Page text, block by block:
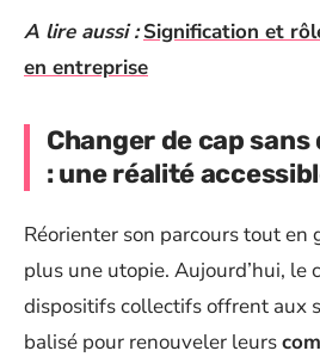
A lire aussi : Signification et
en entreprise
Changer de cap
: une réalité
Réorienter son parcours tout en
plus une utopie. Aujourd’hui, le
dispositifs collectifs offrent aux
balisé pour renouveler leurs